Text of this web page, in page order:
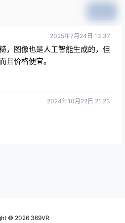
2025年7月24日 13:37
，图像也是人工智能生成的，但
且价格便宜。
2024年10月22日 21:23
© 2026 369VR